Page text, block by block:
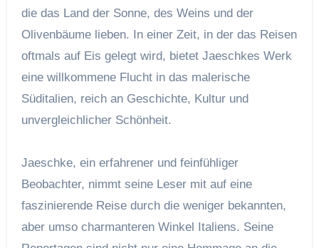
die das Land der Sonne, des Weins und der
Olivenbäume lieben. In einer Zeit, in der das Reisen
oftmals auf Eis gelegt wird, bietet Jaeschkes Werk
eine willkommene Flucht in das malerische
Süditalien, reich an Geschichte, Kultur und
unvergleichlicher Schönheit.
Jaeschke, ein erfahrener und feinfühliger
Beobachter, nimmt seine Leser mit auf eine
faszinierende Reise durch die weniger bekannten,
aber umso charmanteren Winkel Italiens. Seine